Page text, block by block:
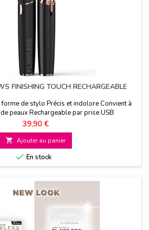
FINISHING TOUCH RECHARGEABLE
forme de stylo Précis et indolore Convient à
peaux Rechargeable par prise USB
Prix
39,90 €
 Ajouter au panier
 En stock